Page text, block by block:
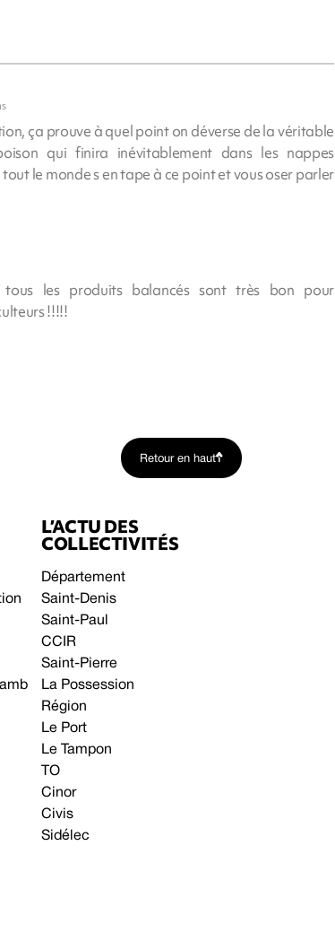
ça prouve à quel point on déverse de la véritable
qui finira inévitablement dans les nappes
le monde s en tape à ce point et vous oser parler
les produits balancés sont très bon pour
!!!!!
Retour en haut
L’ACTU DES
COLLECTIVITÉS
Département
Saint-Denis
Saint-Paul
CCIR
Saint-Pierre
La Possession
Région
Le Port
Le Tampon
TO
Cinor
Civis
Sidélec